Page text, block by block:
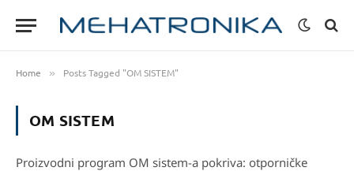
Home » Posts Tagged "OM SISTEM"
OM SISTEM
Proizvodni program OM sistem-a pokriva: otporničke